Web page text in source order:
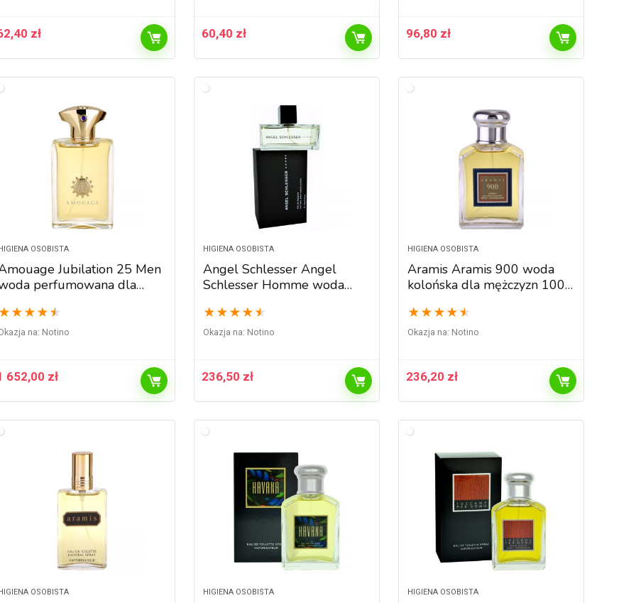
zł 60,40 zł 96,80 zł
OSOBISTA
Jubilation 25 Men
perfumowana dla
★ ★ ★ ★ ★
na: Notino
652,00 zł
HIGIENA OSOBISTA
Angel Schlesser Angel
Schlesser Homme woda
ml
★ ★ ★ ★ ★
Okazja na: Notino
236,50 zł
HIGIENA OSOBISTA
Aramis Aramis 900 woda
kolońska dla mężczyzn 100
★ ★ ★ ★ ★
Okazja na: Notino
236,20 zł
OSOBISTA HIGIENA OSOBISTA HIGIENA OSOBISTA